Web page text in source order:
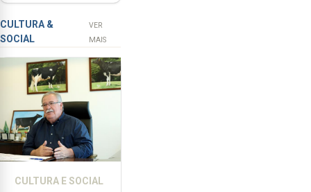
a
apanha
ilegal
de
lapas
entre
2022
e
2026.
A
contar com
novos
instrumentos
CULTURA &
SOCIAL
VER
MAIS
CULTURA E SOCIAL